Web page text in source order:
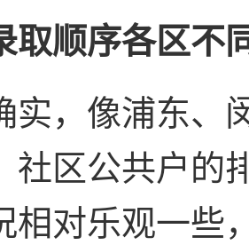
取顺序各区不
实，像浦东、
社区公共户的
相对乐观一些